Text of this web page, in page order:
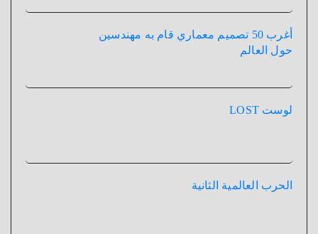
أغرب 50 تصميم معماري قام به مهندسين
حول العالم
لوست LOST
الحرب العالمية الثانية